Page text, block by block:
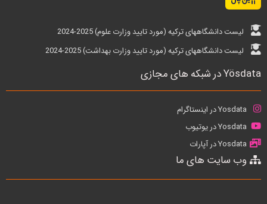
لیست دانشگاههای ترکیه (مورد تایید وزارت علوم) 2025-2024
لیست دانشگاههای ترکیه (مورد تایید وزارت بهداشت) 2025-2024
Yösdata در شبکه های مجازی
Yosdata در اینستاگرام
Yosdata در یوتیوب
Yosdata در آپارات
وب سایت های ما